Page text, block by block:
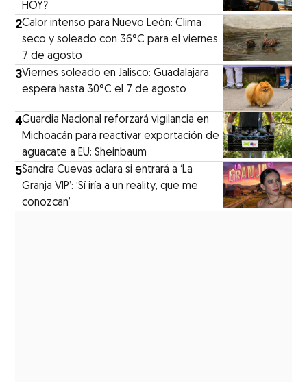
HOY?
2Calor intenso para Nuevo León: Clima
seco y soleado con 36°C para el viernes
7 de agosto
3Viernes soleado en Jalisco: Guadalajara
espera hasta 30°C el 7 de agosto
4Guardia Nacional reforzará vigilancia en
Michoacán para reactivar exportación de
aguacate a EU: Sheinbaum
5Sandra Cuevas aclara si entrará a ‘La
Granja VIP’: ‘Sí iría a un reality, que me
conozcan’